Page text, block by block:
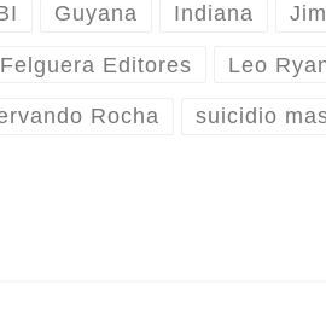
Guyana Indiana
Editores Leo
Rocha suicidio